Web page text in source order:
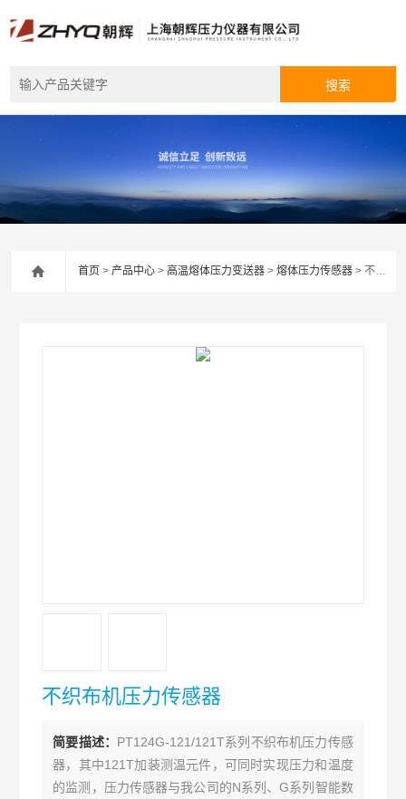
首页 >产品中心 > 高温熔体压力变送器 >熔体压力传感器 > 不织布机压力传感器
不织布机压力传感器
简要描述： PT124G-121/121T系列不织布机压力传感
器，其中121T加装测温元件，可同时实现压力和温度
的监测，压力传感器与我公司的N系列、G系列智能数